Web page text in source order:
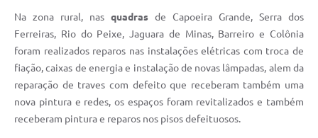
Na zona rural, nas quadras de Capoeira Grande, Serra dos
Ferreiras, Rio do Peixe, Jaguara de Minas, Barreiro e Colônia
foram realizados reparos nas instalações elétricas com troca de
fiação, caixas de energia e instalação de novas lâmpadas, alem da
reparação de traves com defeito que receberam também uma
nova pintura e redes, os espaços foram revitalizados e também
receberam pintura e reparos nos pisos defeituosos.